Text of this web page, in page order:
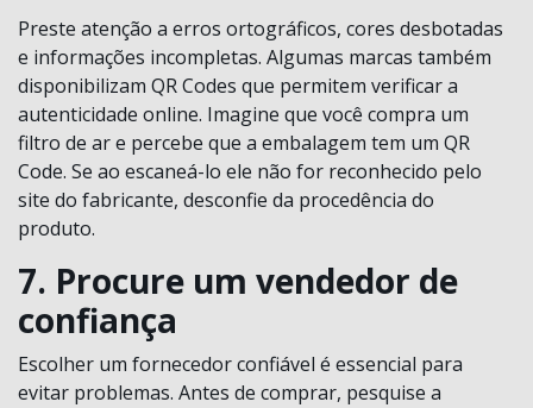
Preste atenção a erros ortográficos, cores desbotadas
e informações incompletas. Algumas marcas também
disponibilizam QR Codes que permitem verificar a
autenticidade online. Imagine que você compra um
filtro de ar e percebe que a embalagem tem um QR
Code. Se ao escaneá-lo ele não for reconhecido pelo
site do fabricante, desconfie da procedência do
produto.
7. Procure um vendedor de
confiança
Escolher um fornecedor confiável é essencial para
evitar problemas. Antes de comprar, pesquise a